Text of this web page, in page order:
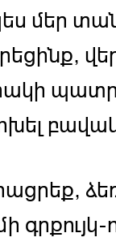
մեր տան
գրքույկ-